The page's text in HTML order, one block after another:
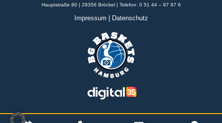
Hauptstraße 80 | 29356 Bröckel | Telefon: 0 51 44 – 97 87 6
Impressum Datenschutz